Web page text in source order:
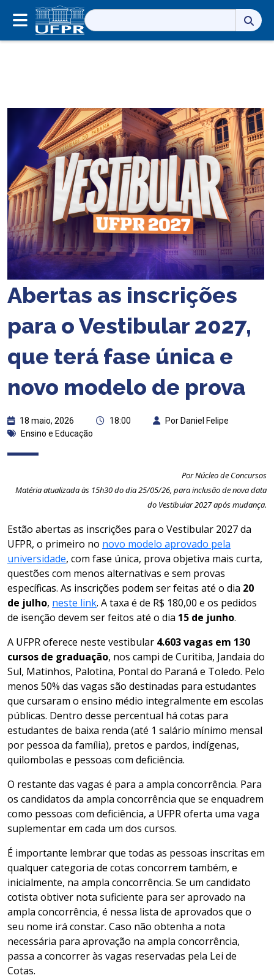
Pesquisar
por:
Abertas as inscrições
para o Vestibular 2027,
que terá fase única e
novo modelo de prova
18 maio, 2026 18:00
Por Daniel Felipe
Ensino e Educação
Por Núcleo de Concursos
Matéria atualizada às 15h30 do dia 25/05/26, para inclusão de nova data
do Vestibular 2027 após mudança.
Estão abertas as inscrições para o Vestibular 2027 da
UFPR, o primeiro no novo modelo aprovado pela
universidade, com fase única, prova objetiva mais curta,
questões com menos alternativas e sem provas
específicas. As inscrições podem ser feitas até o dia 20
de julho, neste link. A taxa é de R$ 180,00 e os pedidos
de isenção devem ser feitos até o dia 15 de junho.
A UFPR oferece neste vestibular 4.603 vagas em 130
cursos de graduação, nos campi de Curitiba, Jandaia do
Sul, Matinhos, Palotina, Pontal do Paraná e Toledo. Pelo
menos 50% das vagas são destinadas para estudantes
que cursaram o ensino médio integralmente em escolas
públicas. Dentro desse percentual há cotas para
estudantes de baixa renda (até 1 salário mínimo mensal
por pessoa da família), pretos e pardos, indígenas,
quilombolas e pessoas com deficiência.
O restante das vagas é para a ampla concorrência. Para
os candidatos da ampla concorrência que se enquadrem
como pessoas com deficiência, a UFPR oferta uma vaga
suplementar em cada um dos cursos.
É importante lembrar que todas as pessoas inscritas em
qualquer categoria de cotas concorrem também, e
inicialmente, na ampla concorrência. Se um candidato
cotista obtiver nota suficiente para ser aprovado na
ampla concorrência, é nessa lista de aprovados que o
seu nome irá constar. Caso não obtenha a nota
necessária para aprovação na ampla concorrência,
passa a concorrer às vagas reservadas pela Lei de
Cotas.